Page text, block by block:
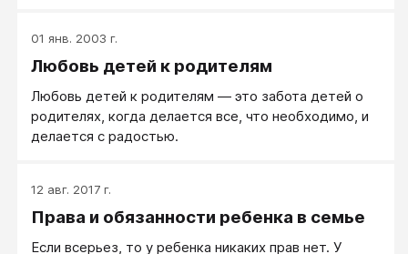
01 янв. 2003 г.
Любовь детей к родителям
Любовь детей к родителям — это забота детей о
родителях, когда делается все, что необходимо, и
делается с радостью.
12 авг. 2017 г.
Права и обязанности ребенка в семье
Если всерьез, то у ребенка никаких прав нет. У